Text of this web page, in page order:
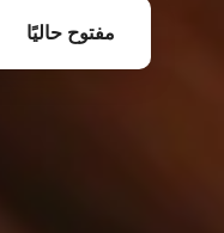
مفتوح حاليًا